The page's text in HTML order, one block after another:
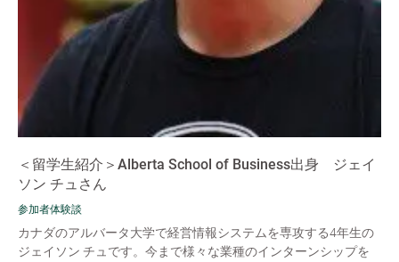
＜留学生紹介＞Alberta School of Business出身 ジェイ
ソン チュさん
参加者体験談
カナダのアルバータ大学で経営情報システムを専攻する4年生の
ジェイソン チュです。今まで様々な業種のインターンシップを